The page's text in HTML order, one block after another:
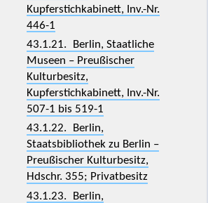
Kupferstichkabinett, Inv.-Nr.
446-1
43.1.21. Berlin, Staatliche
Museen – Preußischer
Kulturbesitz,
Kupferstichkabinett, Inv.-Nr.
507-1 bis 519-1
43.1.22. Berlin,
Staatsbibliothek zu Berlin –
Preußischer Kulturbesitz,
Hdschr. 355; Privatbesitz
43.1.23. Berlin,